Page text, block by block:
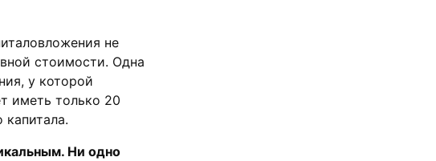
не
стоимости. Одна
у которой
иметь только 20
капитала.
Ни одно